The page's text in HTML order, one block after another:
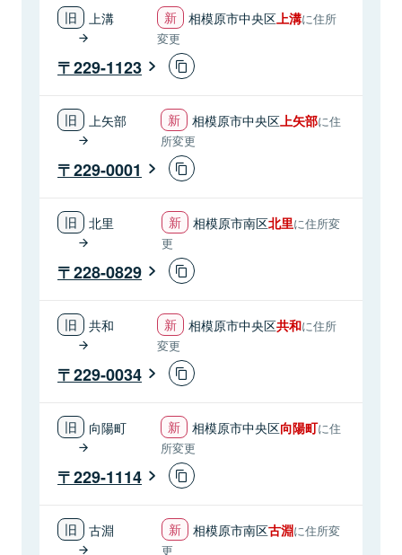
上溝 相模原市中央区上溝に住所
変更
229-1123
上矢部 相模原市中央区上矢部に住
所変更
229-0001
北里 相模原市南区北里に住所変
更
228-0829
共和 相模原市中央区共和に住所
変更
229-0034
向陽町 相模原市中央区向陽町に住
所変更
229-1114
古淵 相模原市南区古淵に住所変
更